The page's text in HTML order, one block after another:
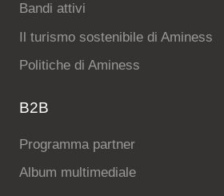
Bandi attivi
Il turismo sostenibile di Aminess
Politiche di Aminess
B2B
Programma partner
Album multimediale